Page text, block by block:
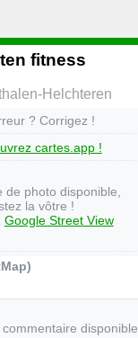
fitness
Helchteren
? Corrigez !
cartes.app !
de photo disponible,
la vôtre !
Google Street View
disponible,